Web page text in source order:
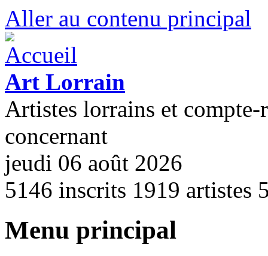
Aller au contenu principal
Art Lorrain
Artistes lorrains et compte-
concernant
jeudi 06 août 2026
5146 inscrits 1919 artistes
Menu principal